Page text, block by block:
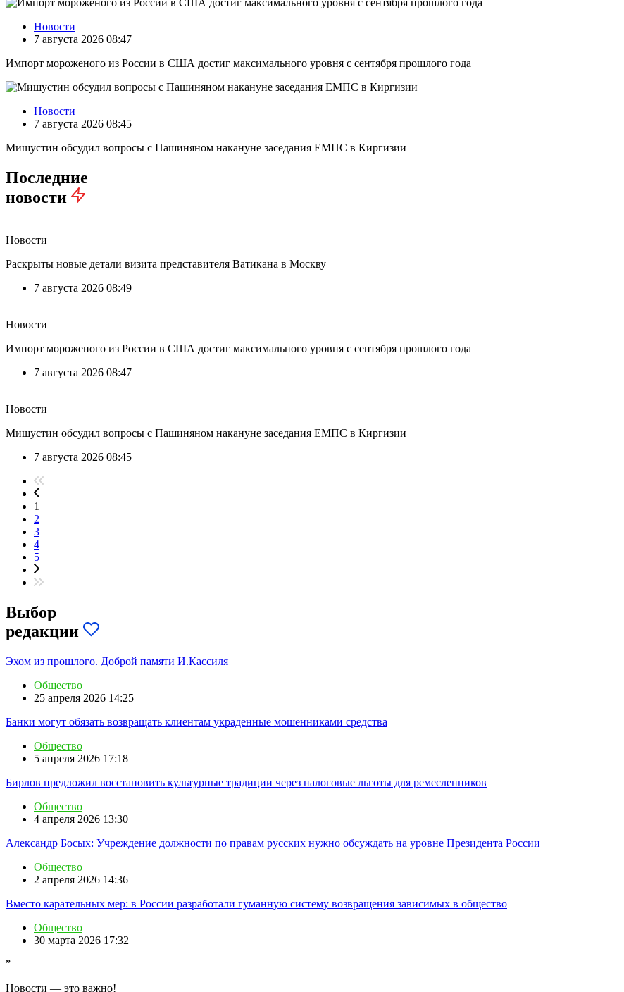
Новости
7 августа 2026 08:47
Импорт мороженого из России в США достиг максимального уровня с сентября прошлого года
Новости
7 августа 2026 08:45
Мишустин обсудил вопросы с Пашиняном накануне заседания ЕМПС в Киргизии
Последние
новости
Новости
Раскрыты новые детали визита представителя Ватикана в Москву
7 августа 2026 08:49
Новости
Импорт мороженого из России в США достиг максимального уровня с сентября прошлого года
7 августа 2026 08:47
Новости
Мишустин обсудил вопросы с Пашиняном накануне заседания ЕМПС в Киргизии
7 августа 2026 08:45
1
2
3
4
5
Выбор
редакции
Эхом из прошлого. Доброй памяти И.Кассиля
Общество
25 апреля 2026 14:25
Банки могут обязать возвращать клиентам украденные мошенниками средства
Общество
5 апреля 2026 17:18
Бирлов предложил восстановить культурные традиции через налоговые льготы для ремесленников
Общество
4 апреля 2026 13:30
Александр Босых: Учреждение должности по правам русских нужно обсуждать на уровне Президента России
Общество
2 апреля 2026 14:36
Вместо карательных мер: в России разработали гуманную систему возвращения зависимых в общество
Общество
30 марта 2026 17:32
”
Новости — это важно!